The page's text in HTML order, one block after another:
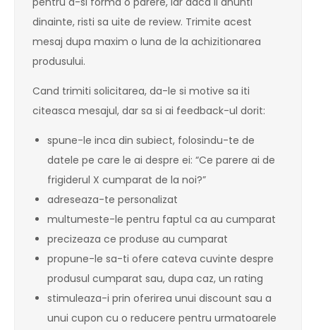
dinainte, risti sa uite de review. Trimite acest
mesaj dupa maxim o luna de la achizitionarea
produsului.
Cand trimiti solicitarea, da-le si motive sa iti
citeasca mesajul, dar sa si ai feedback-ul dorit:
spune-le inca din subiect, folosindu-te de
datele pe care le ai despre ei: “Ce parere ai de
frigiderul X cumparat de la noi?”
adreseaza-te personalizat
multumeste-le pentru faptul ca au cumparat
precizeaza ce produse au cumparat
propune-le sa-ti ofere cateva cuvinte despre
produsul cumparat sau, dupa caz, un rating
stimuleaza-i prin oferirea unui discount sau a
unui cupon cu o reducere pentru urmatoarele